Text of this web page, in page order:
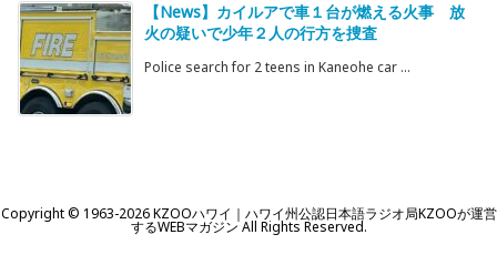
【News】カイルアで車１台が燃える火事 放
火の疑いで少年２人の行方を捜査
Police search for 2 teens in Kaneohe car ...
Copyright © 1963-2026KZOOハワイ｜ハワイ州公認日本語ラジオ局KZOOが運営
するWEBマガジンAll Rights Reserved.